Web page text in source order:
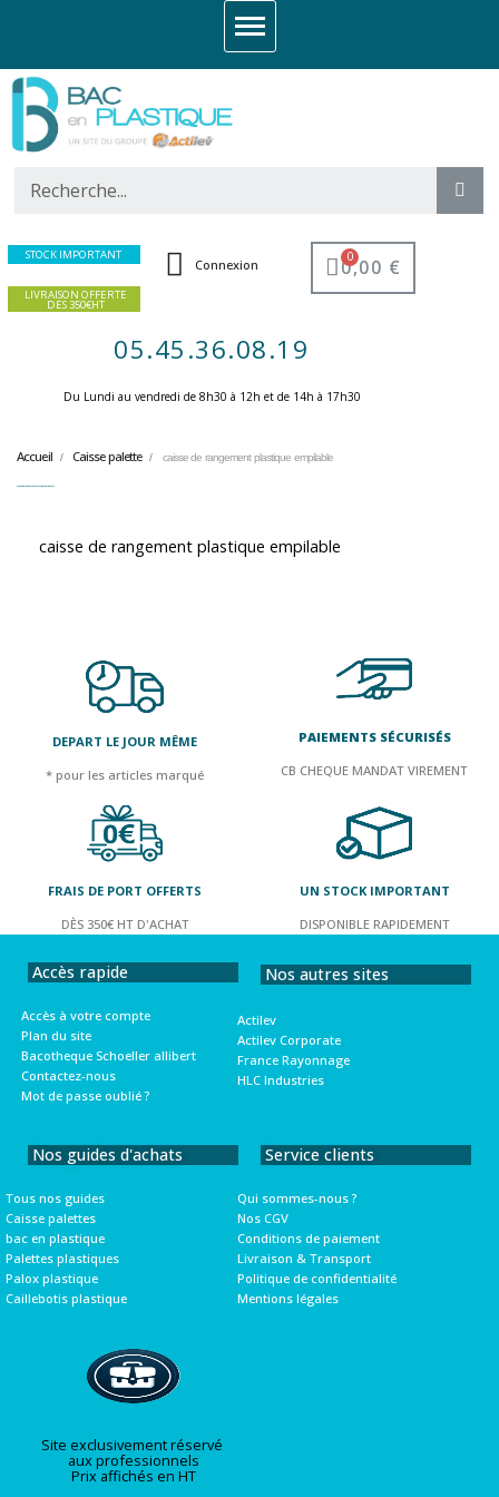
STOCK IMPORTANT
LIVRAISON OFFERTE
DES 350€HT
Connexion 0,00 €
05.45.36.08.19
Du Lundi au vendredi de 8h30 à 12h et de 14h à 17h30 ​
Accueil Caisse palette caisse de rangement plastique empilable
caisse de rangement plastique empilable
DEPART LE JOUR MÊME
* pour les articles marqué
PAIEMENTS SÉCURISÉS
CB CHEQUE MANDAT VIREMENT
FRAIS DE PORT OFFERTS
DÈS 350€ HT D'ACHAT
UN STOCK IMPORTANT
DISPONIBLE RAPIDEMENT
Accès rapide
Accès à votre compte
Plan du site
Bacotheque Schoeller allibert
Contactez-nous
Mot de passe oublié ?
Nos autres sites
Actilev
Actilev Corporate
France Rayonnage
HLC Industries
Nos guides d'achats
Tous nos guides
Caisse palettes
bac en plastique
Palettes plastiques
Palox plastique
Caillebotis plastique
Service clients
Qui sommes-nous ?
Nos CGV
Conditions de paiement
Livraison & Transport
Politique de confidentialité
Mentions légales
Site exclusivement réservé
aux professionnels
Prix affichés en HT